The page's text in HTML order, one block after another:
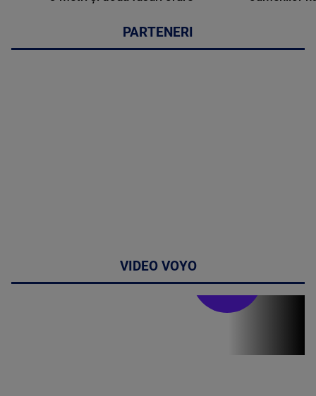
PARTENERI
VIDEO VOYO